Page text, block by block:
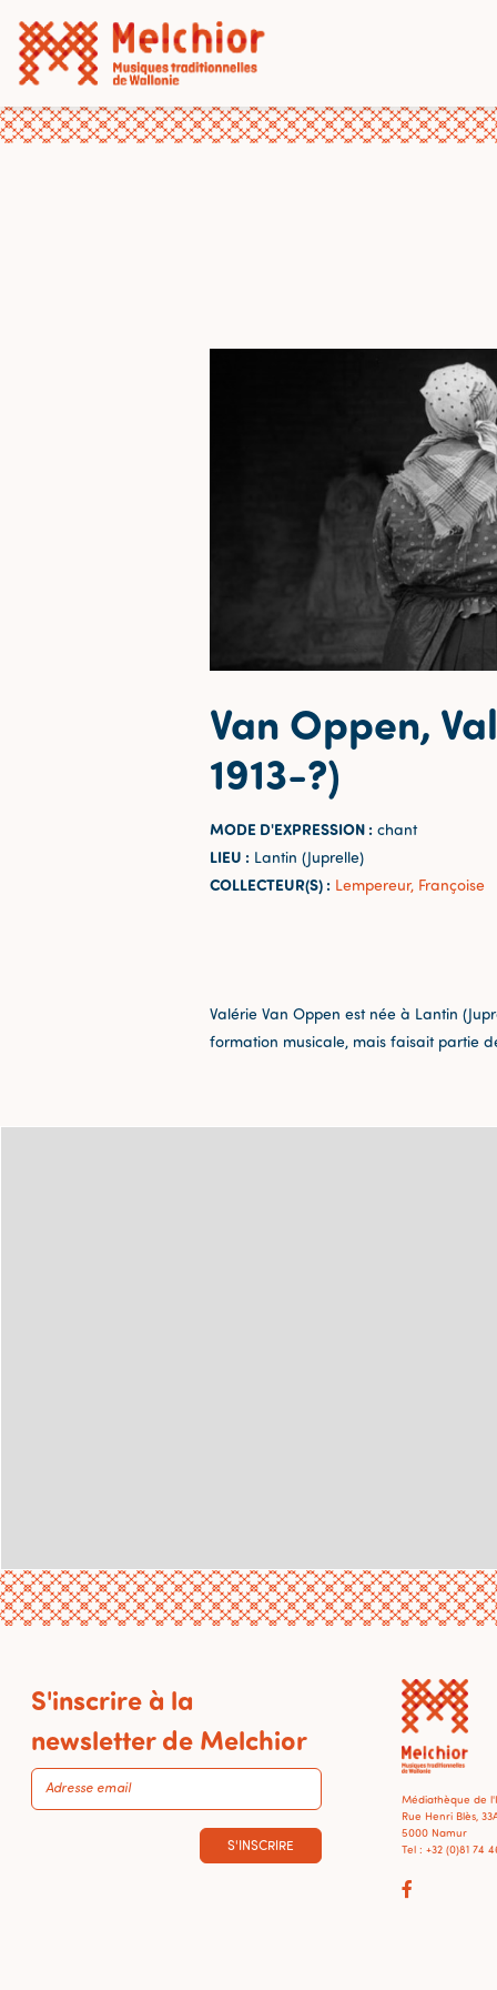
Van Oppen,
1913-?)
MODE D'EXPRESSION : chant
LIEU : Lantin (Juprelle)
COLLECTEUR(S) : Lempereur, Françoise
Valérie Van Oppen est née à Lantin
formation musicale, mais faisait partie
S'inscrire à la
newsletter de Melchior
S'INSCRIRE
Médiathèque de
Rue Henri Blès,
5000 Namur
Tel : +32 (0)81 74